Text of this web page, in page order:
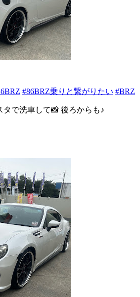
#86BRZ乗りと繋がりたい #BRZ
タで洗車して📸 後ろからも♪